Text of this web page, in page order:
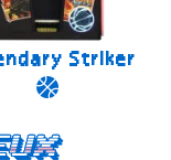
Striker